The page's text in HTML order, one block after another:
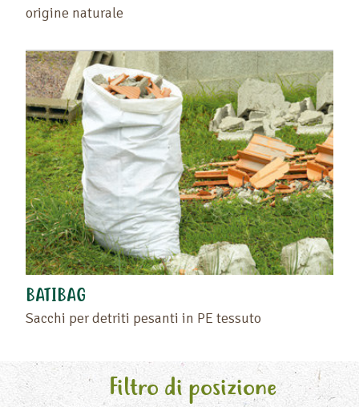
origine naturale
BATIBAG
Sacchi per detriti pesanti in PE tessuto
Filtro di posizione